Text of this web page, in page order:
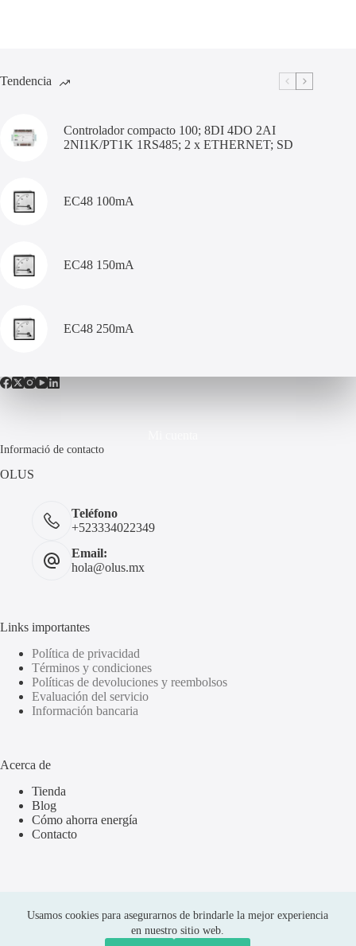
Usamos cookies para asegurarnos de brindarle la mejor experiencia
en nuestro sitio web.
Tendencia
Controlador compacto 100; 8DI 4DO 2AI
2NI1K/PT1K 1RS485; 2 x ETHERNET; SD
EC48 100mA
EC48 150mA
EC48 250mA
Informació de contacto
OLUS
Teléfono
+523334022349
Email:
hola@olus.mx
Links importantes
Política de privacidad
Términos y condiciones
Políticas de devoluciones y reembolsos
Evaluación del servicio
Información bancaria
Acerca de
Tienda
Blog
Cómo ahorra energía
Contacto